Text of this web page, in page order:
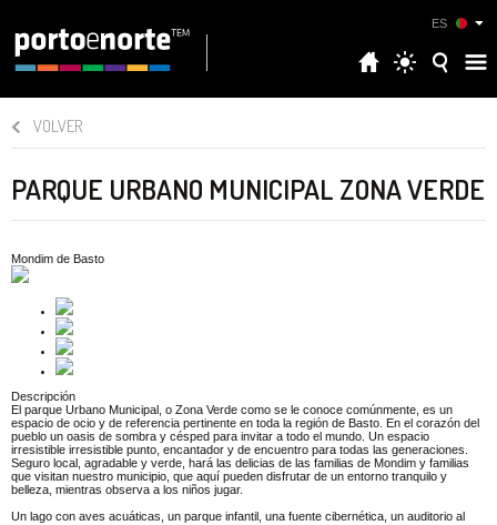
ES
VOLVER
PARQUE URBANO MUNICIPAL ZONA VERDE
Mondim de Basto
Descripción
El parque Urbano Municipal, o Zona Verde como se le conoce comúnmente, es un
espacio de ocio y de referencia pertinente en toda la región de Basto. En el corazón del
pueblo un oasis de sombra y césped para invitar a todo el mundo. Un espacio
irresistible irresistible punto, encantador y de encuentro para todas las generaciones.
Seguro local, agradable y verde, hará las delicias de las familias de Mondim y familias
que visitan nuestro municipio, que aquí pueden disfrutar de un entorno tranquilo y
belleza, mientras observa a los niños jugar.
Un lago con aves acuáticas, un parque infantil, una fuente cibernética, un auditorio al